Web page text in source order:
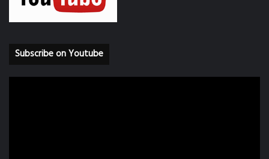
Subscribe on Youtube